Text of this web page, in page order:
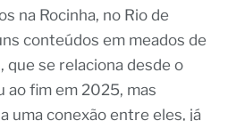
na Rocinha, no Rio de
conteúdos em meados de
que se relaciona desde o
ao fim em 2025, mas
uma conexão entre eles, já